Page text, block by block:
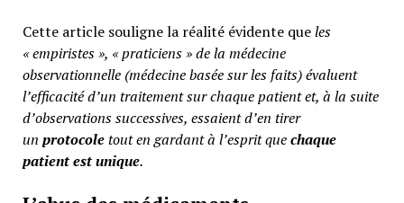
Cette article souligne la réalité évidente queles
« empiristes », « praticiens » de la médecine
observationnelle (médecine basée sur les faits) évaluent
l’efficacité d’un traitement sur chaque patient et, à la suite
d’observations successives, essaient d’en tirer
un protocoletout en gardant à l’esprit quechaque
patient est unique.